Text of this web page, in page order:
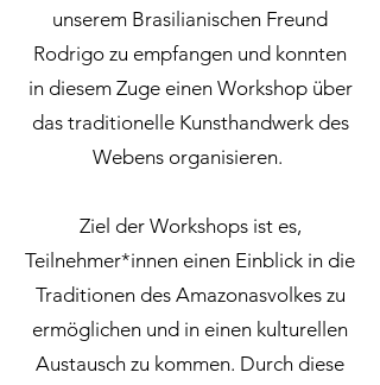
unserem Brasilianischen Freund
Rodrigo zu empfangen und konnten
in diesem Zuge einen Workshop über
das traditionelle Kunsthandwerk des
Webens organisieren.
Ziel der Workshops ist es,
Teilnehmer*innen einen Einblick in die
Traditionen des Amazonasvolkes zu
ermöglichen und in einen kulturellen
Austausch zu kommen. Durch diese